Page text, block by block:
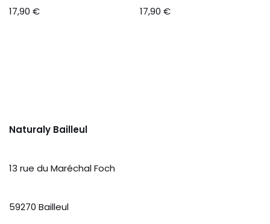
17,90 € 17,90€
Naturaly Bailleul
13 rue du Maréchal Foch
59270 Bailleul